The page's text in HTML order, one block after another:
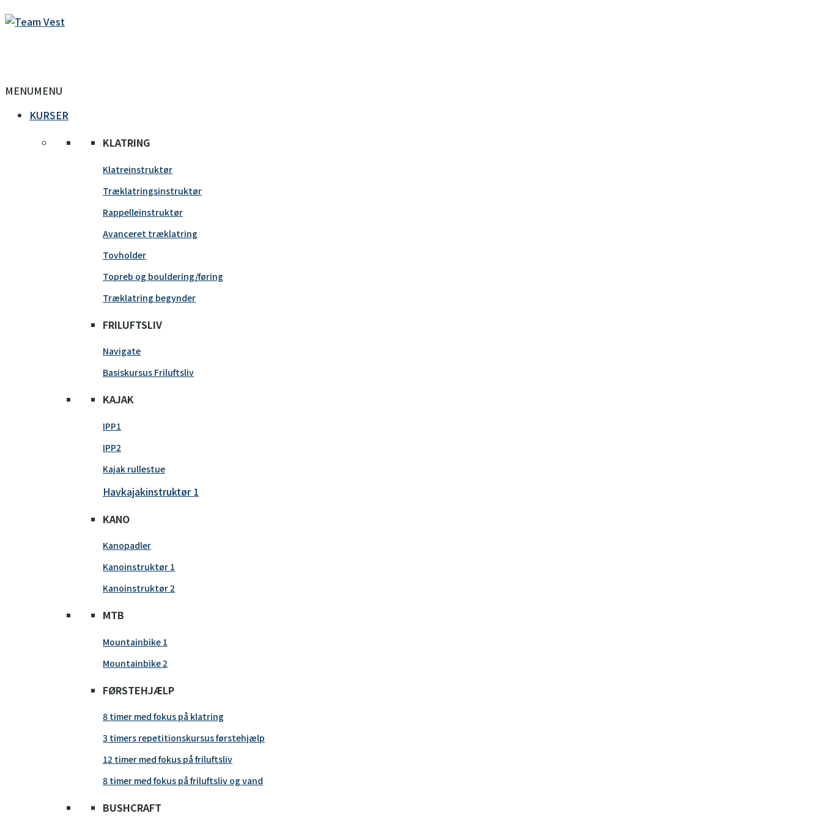
MENUMENU
KURSER
KLATRING
Klatreinstruktør
Træklatringsinstruktør
Rappelleinstruktør
Avanceret træklatring
Tovholder
Topreb og bouldering/føring
Træklatring begynder
FRILUFTSLIV
Navigate
Basiskursus Friluftsliv
KAJAK
IPP1
IPP2
Kajak rullestue
Havkajakinstruktør 1
KANO
Kanopadler
Kanoinstruktør 1
Kanoinstruktør 2
MTB
Mountainbike 1
Mountainbike 2
FØRSTEHJÆLP
8 timer med fokus på klatring
3 timers repetitionskursus førstehjælp
12 timer med fokus på friluftsliv
8 timer med fokus på friluftsliv og vand
BUSHCRAFT